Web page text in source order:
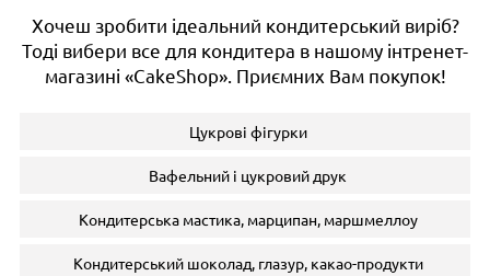
Хочеш зробити ідеальний кондитерський виріб?
Тоді вибери все для кондитера в нашому інтренет-
магазині «CakeShop». Приємних Вам покупок!
Цукрові фігурки
Вафельний і цукровий друк
Кондитерська мастика, марципан, маршмеллоу
Кондитерський шоколад, глазур, какао-продукти